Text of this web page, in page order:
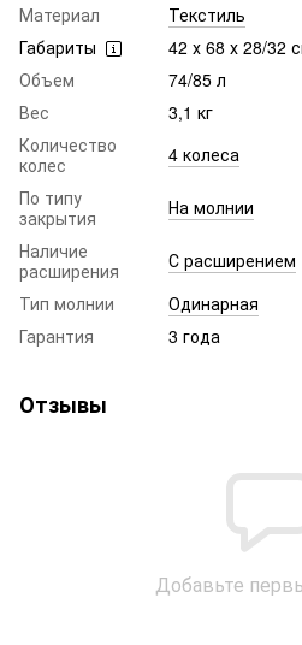
Материал
Текстиль
Габариты
42 х 68 х 28/32
Объем
74/85 л
Вес
3,1 кг
Количество
колес
4 колеса
По типу
закрытия
На молнии
Наличие
расширения
С расширением
Тип молнии
Одинарная
Гарантия
3 года
Отзывы
Добавьте